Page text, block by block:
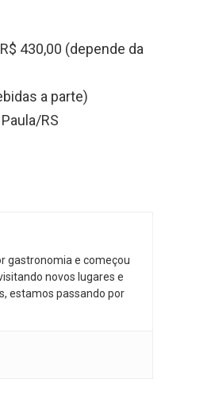
430,00 (depende da
a parte)
RS
gastronomia e começou
novos lugares e
estamos passando por